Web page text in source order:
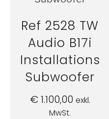
Ref 2528 TW
Audio B17i
Installations
Subwoofer
€1.100,00 exkl.
MwSt.